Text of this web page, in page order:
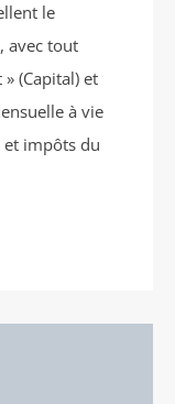
le
avec tout
(Capital) et
à vie
et impôts du